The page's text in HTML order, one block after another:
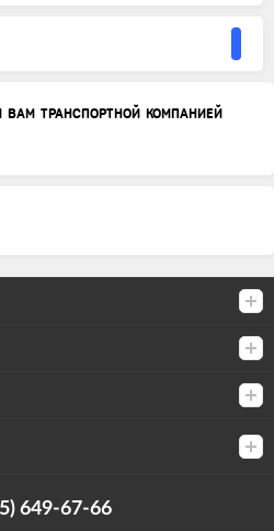
ВАМ ТРАНСПОРТНОЙ КОМПАНИЕЙ
649-67-66